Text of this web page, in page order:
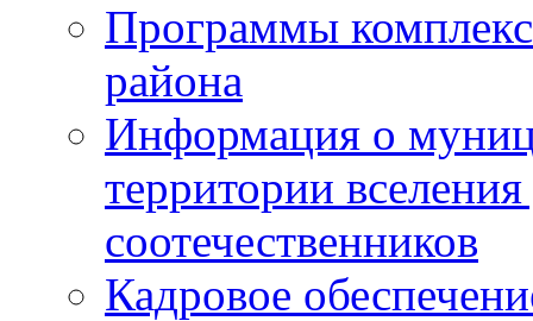
Программы
района
Информация о
территории
соотечественников
Кадровое